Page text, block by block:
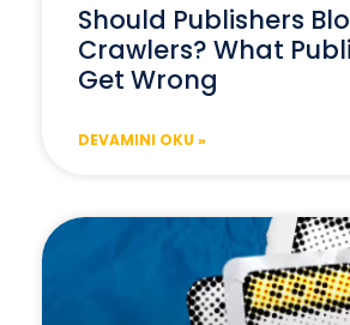
Should Publishers
Crawlers? What
Get Wrong
DEVAMINI OKU »